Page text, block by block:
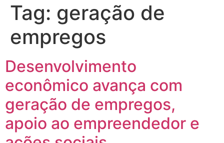
Tag: geração de
empregos
Desenvolvimento
econômico avança com
geração de empregos,
apoio ao empreendedor e